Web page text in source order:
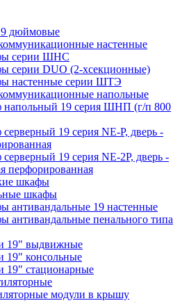
дюймовые
настенные
серии ШНС
серии DUO (2-хсекционные)
настенные серии ШТЭ
напольные
19 серия ШНП (г/п 800
19 серия NE-P, дверь -
19 серия NE-2P, дверь -
перфорированная
шкафы
шкафы
антивандальные 19 настенные
антивандальные пенального типа
19" выдвижные
19" консольные
19" стационарные
модули в крышу